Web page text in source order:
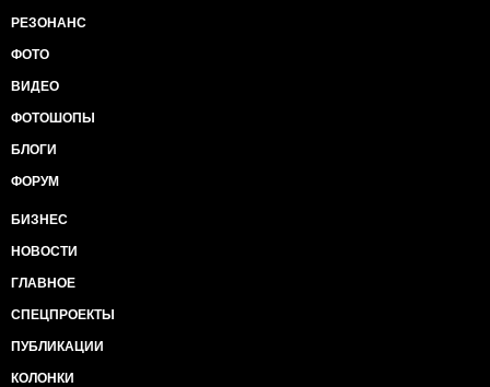
РЕЗОНАНС
ФОТО
ВИДЕО
ФОТОШОПЫ
БЛОГИ
ФОРУМ
БИЗНЕС
НОВОСТИ
ГЛАВНОЕ
СПЕЦПРОЕКТЫ
ПУБЛИКАЦИИ
КОЛОНКИ